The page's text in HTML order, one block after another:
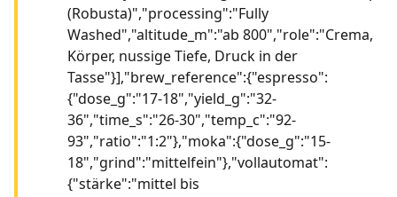
(Robusta)","processing":"Fully
Washed","altitude_m":"ab 800","role":"Crema,
Körper, nussige Tiefe, Druck in der
Tasse"}],"brew_reference":{"espresso":
{"dose_g":"17-18","yield_g":"32-
36","time_s":"26-30","temp_c":"92-
93","ratio":"1:2"},"moka":{"dose_g":"15-
18","grind":"mittelfein"},"vollautomat":
{"stärke":"mittel bis